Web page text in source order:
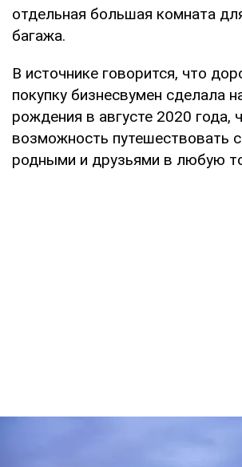
отдельная большая комната
багажа.
В источнике говорится, что
покупку бизнесвумен сделала
рождения в августе 2020 года,
возможность путешествовать
родными и друзьями в любую